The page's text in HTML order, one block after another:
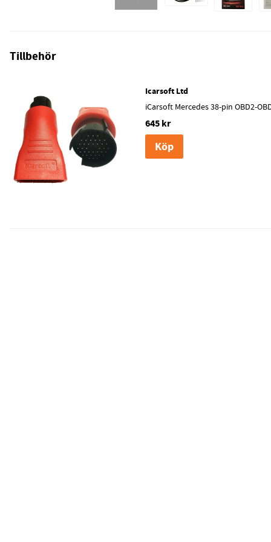
Tillbehör
Icarsoft Ltd
iCarsoft Mercedes 38-pin OBD2-
645 kr
Köp